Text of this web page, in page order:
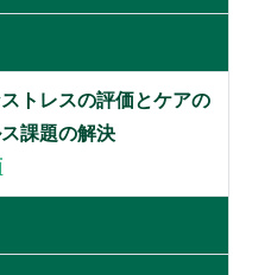
トレスの評価とケアの
課題の解決